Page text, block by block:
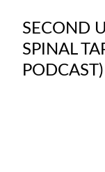
SECOND
SPINAL
PODCAST)